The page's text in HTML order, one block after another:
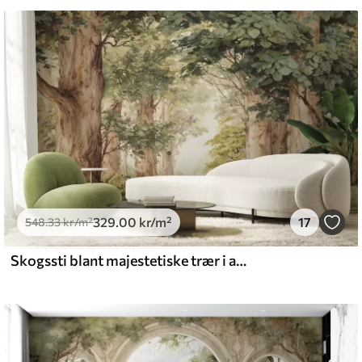
vann.
399 /m²
and Stick
.00555.00kr/m²
548.33kr/m²329 .00 kr/m² 17
Skogssti blant majestetiske trær i akvarellstil